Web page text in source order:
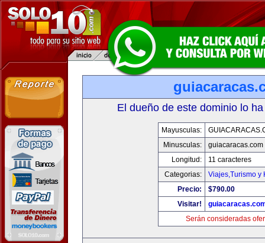
El dueño de este dominio lo
Mayusculas:
Minusculas:
guiacaracas.com
Longitud:
11 caracteres
Categorias:
Viajes,Turismo y
Precio:
$790.00
Visitar!
Serán consideradas